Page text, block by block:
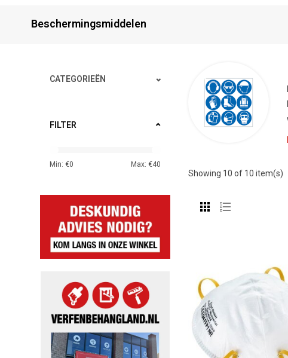
Beschermingsmiddelen
CATEGORIEËN
FILTER
Min: €0 Max: €40
Showing 10 of 10 item(s)